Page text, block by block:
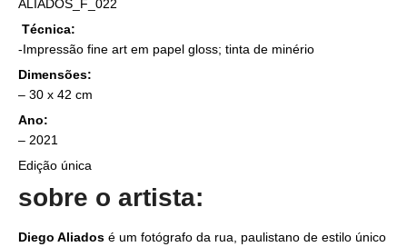
ALIADOS_F_022
Técnica:
-Impressão fine art em papel gloss; tinta de minério
Dimensões:
– 30 x 42 cm
Ano:
– 2021
Edição única
sobre o artista:
Diego Aliados é um fotógrafo da rua, paulistano de estilo único